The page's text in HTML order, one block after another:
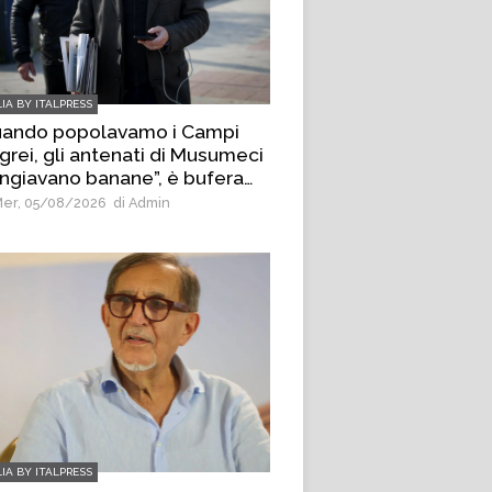
BY ITALPRESS
popolavamo i Campi
gli antenati di Musumeci
banane”, è bufera
di AVS Borrelli
05/08/2026 di Admin
BY ITALPRESS